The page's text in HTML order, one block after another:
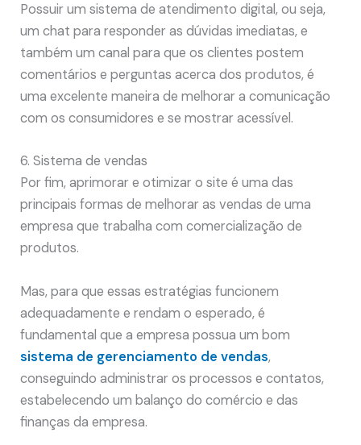
Possuir um sistema de atendimento digital, ou seja,
um chat para responder as dúvidas imediatas, e
também um canal para que os clientes postem
comentários e perguntas acerca dos produtos, é
uma excelente maneira de melhorar a comunicação
com os consumidores e se mostrar acessível.
6. Sistema de vendas
Por fim, aprimorar e otimizar o site é uma das
principais formas de melhorar as vendas de uma
empresa que trabalha com comercialização de
produtos.
Mas, para que essas estratégias funcionem
adequadamente e rendam o esperado, é
fundamental que a empresa possua um bom
sistema de gerenciamento de vendas,
conseguindo administrar os processos e contatos,
estabelecendo um balanço do comércio e das
finanças da empresa.